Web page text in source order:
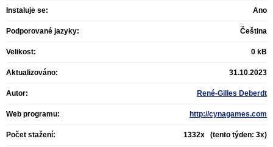
Instaluje se: Ano
Podporované jazyky: Čeština
Velikost: 0 kB
Aktualizováno: 31.10.2023
Autor: René-Gilles Deberdt
Web programu: http://cynagames.com
Počet stažení: 1332x (tento týden: 3x)